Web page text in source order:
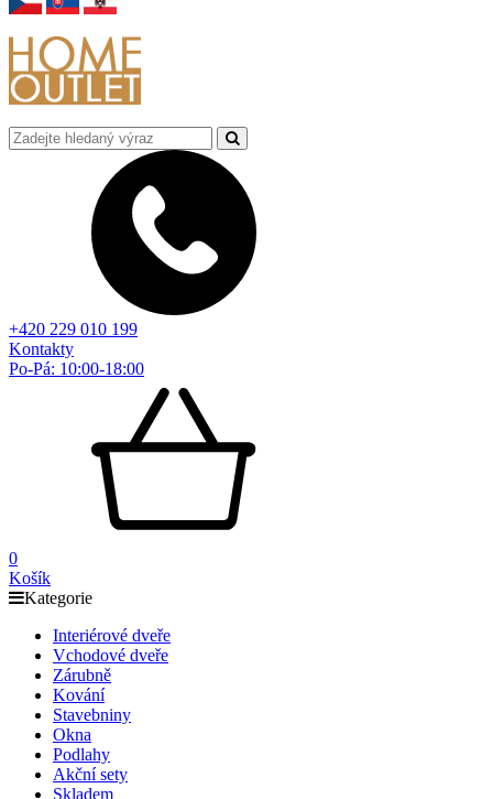
+420 229 010 199
Kontakty
Po-Pá: 10:00-18:00
0
Košík
Kategorie
Interiérové dveře
Vchodové dveře
Zárubně
Kování
Stavebniny
Okna
Podlahy
Akční sety
Skladem